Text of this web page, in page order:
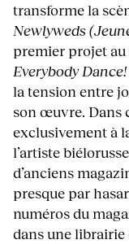
transforme la
Newlyweds
premier projet au
Everybody Dance!
la tension entre
son œuvre. Dans
exclusivement à
l’artiste
d’anciens
presque par
numéros du
dans une